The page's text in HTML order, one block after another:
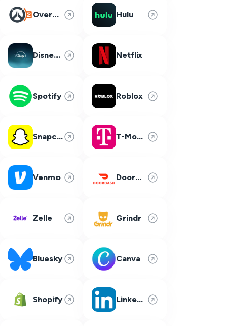
Overwatch 2 Hulu
Disney Plus Netflix
Spotify Roblox
Snapchat T-Mobile
Venmo DoorDash
Zelle Grindr
Bluesky Canva
Shopify LinkedIn